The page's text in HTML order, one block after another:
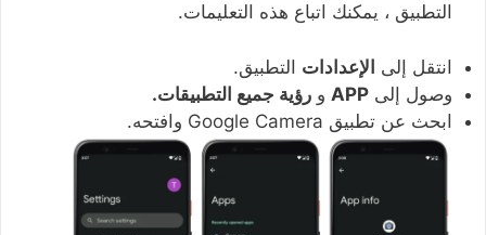
التطبيق ، يمكنك اتباع هذه التعليمات.
انتقل إلى الإعدادات التطبيق.
وصول إلى APP و رؤية جميع التطبيقات.
ابحث عن تطبيق Google Camera وافتحه.